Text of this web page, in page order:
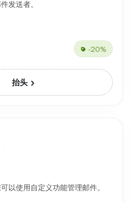
发送者。
-20%
抬头
以使用自定义功能管理邮件。